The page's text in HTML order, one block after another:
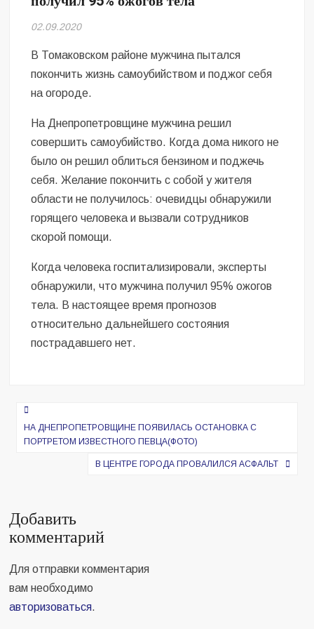
Безугла закликає валити Сирського
сучасну моду
Командувач ВМС Неїжпапа закликав не дестабілізувати ситуацію
навколо керівництва армії
02.09.2020
В Томаковском районе мужчина пытался
покончить жизнь самоубийством и поджог себя
на огороде.
На Днепропетровщине мужчина решил
совершить самоубийство. Когда дома никого не
было он решил облиться бензином и поджечь
себя. Желание покончить с собой у жителя
области не получилось: очевидцы обнаружили
горящего человека и вызвали сотрудников
скорой помощи.
Когда человека госпитализировали, эксперты
обнаружили, что мужчина получил 95% ожогов
тела. В настоящее время прогнозов
относительно дальнейшего состояния
пострадавшего нет.
Навигация
по
НА ДНЕПРОПЕТРОВЩИНЕ ПОЯВИЛАСЬ ОСТАНОВКА С
ПОРТРЕТОМ ИЗВЕСТНОГО ПЕВЦА(ФОТО)
В ЦЕНТРЕ ГОРОДА ПРОВАЛИЛСЯ АСФАЛЬТ
Добавить
комментарий
Для отправки комментария
вам необходимо
авторизоваться.